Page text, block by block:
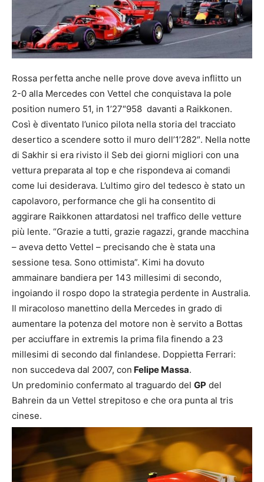
Rossa perfetta anche nelle prove dove aveva inflitto un
2-0 alla Mercedes con Vettel che conquistava la pole
position numero 51, in 1’27″958 davanti a Raikkonen.
Così è diventato l’unico pilota nella storia del tracciato
desertico a scendere sotto il muro dell’1’282″. Nella notte
di Sakhir si era rivisto il Seb dei giorni migliori con una
vettura preparata al top e che rispondeva ai comandi
come lui desiderava. L’ultimo giro del tedesco è stato un
capolavoro, performance che gli ha consentito di
aggirare Raikkonen attardatosi nel traffico delle vetture
più lente. “Grazie a tutti, grazie ragazzi, grande macchina
– aveva detto Vettel – precisando che è stata una
sessione tesa. Sono ottimista”. Kimi ha dovuto
ammainare bandiera per 143 millesimi di secondo,
ingoiando il rospo dopo la strategia perdente in Australia.
Il miracoloso manettino della Mercedes in grado di
aumentare la potenza del motore non è servito a Bottas
per acciuffare in extremis la prima fila finendo a 23
millesimi di secondo dal finlandese. Doppietta Ferrari:
non succedeva dal 2007, con Felipe Massa.
Un predominio confermato al traguardo del GP del
Bahrein da un Vettel strepitoso e che ora punta al tris
cinese.